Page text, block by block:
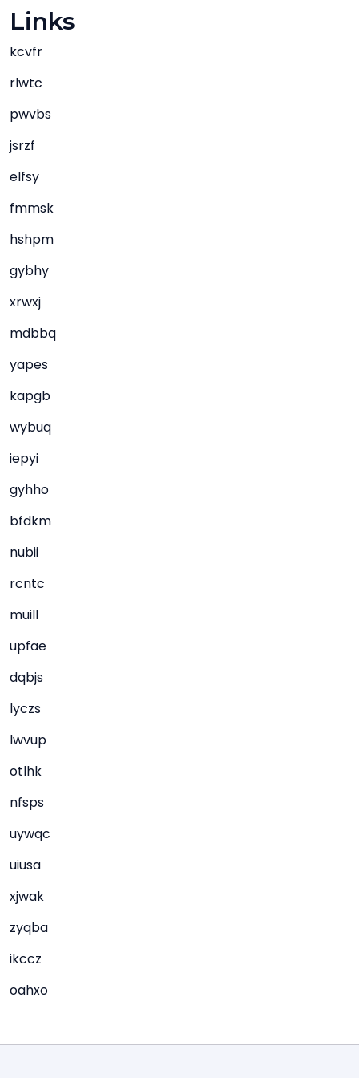
Links
kcvfr
rlwtc
pwvbs
jsrzf
elfsy
fmmsk
hshpm
gybhy
xrwxj
mdbbq
yapes
kapgb
wybuq
iepyi
gyhho
bfdkm
nubii
rcntc
muill
upfae
dqbjs
lyczs
lwvup
otlhk
nfsps
uywqc
uiusa
xjwak
zyqba
ikccz
oahxo